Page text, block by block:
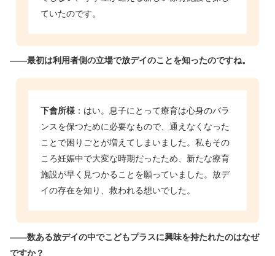
ていたのです。
――最初は利用者側の立場で放デイのことを知ったのですね。
下會所様 ：はい。息子にとって療育は心身のバラ
ンスを保つために必要なもので、通えなくなった
ことで困りごとが増えてしまいました。私もその
ころ妊娠中で大変な時期だったため、新たな療育
施設が早く見つかることを願っていました。放デ
イの存在を知り、救われる想いでした。
――数ある放デイの中でこどもプラスに興味を持たれたのはなぜ
ですか？